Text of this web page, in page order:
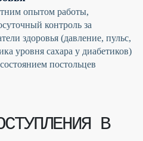
опытом работы,
контроль за
здоровья (давление, пульс,
уровня сахара у диабетиков)
постольцев
В